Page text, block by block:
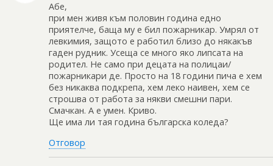
Абе,
при мен живя към половин година едно
приятелче, баща му е бил пожарникар. Умрял от
левкимия, защото е работил близо до някакъв
гаден рудник. Усеща се много яко липсата на
родител. Не само при децата на полицаи/
пожарникари де. Просто на 18 години пича е хем
без никаква подкрепа, хем леко наивен, хем се
строшва от работа за някви смешни пари.
Смачкан. А е умен. Криво.
Ще има ли тая година българска коледа?
Отговор